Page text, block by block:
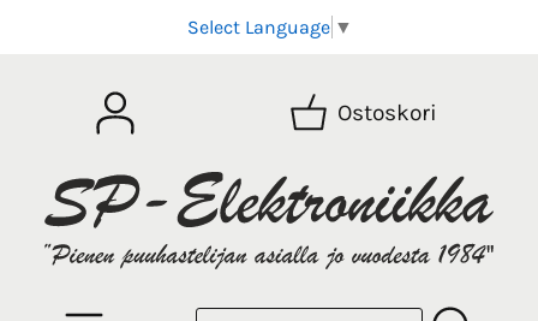
Select Language ▼
Ostoskori